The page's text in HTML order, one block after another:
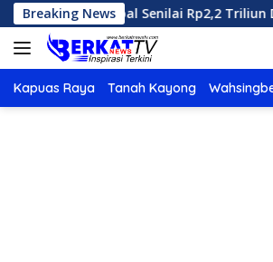
Langsung
ke
konten
Breaking News
100 Kapal Senilai Rp2,2 Triliun
Kapuas Raya Tanah Kayong